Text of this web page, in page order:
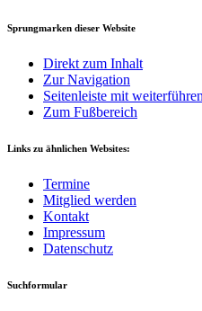
Sprungmarken dieser Website
Direkt zum Inhalt
Zur Navigation
Seitenleiste mit
Zum Fußbereich
Links zu ähnlichen Websites:
Termine
Mitglied werden
Kontakt
Impressum
Datenschutz
Suchformular